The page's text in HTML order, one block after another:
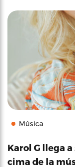
Música
Karol G llega
cima de la